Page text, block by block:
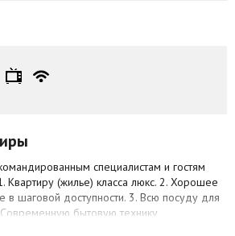
специалистам и гостям
Квартиру (жилье) класса люкс. 2. Хорошее
в шаговой доступности. 3. Всю посуду для
бытовую технику
ТВ, холодильник, интернет,